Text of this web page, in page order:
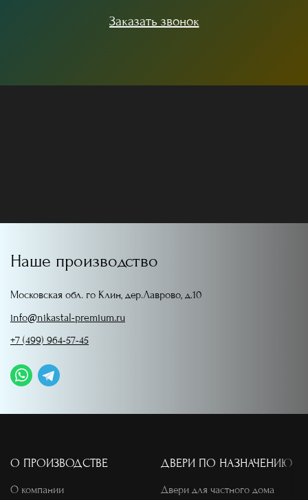
Заказать звонок
Наше производство
Московская обл. го Клин, дер.Лаврово, д.10
info@nikastal-premium.ru
+7 (499) 964-57-45
О ПРОИЗВОДСТВЕ
О компании
ДВЕРИ ПО НАЗНАЧЕНИЮ
Двери для частного дома